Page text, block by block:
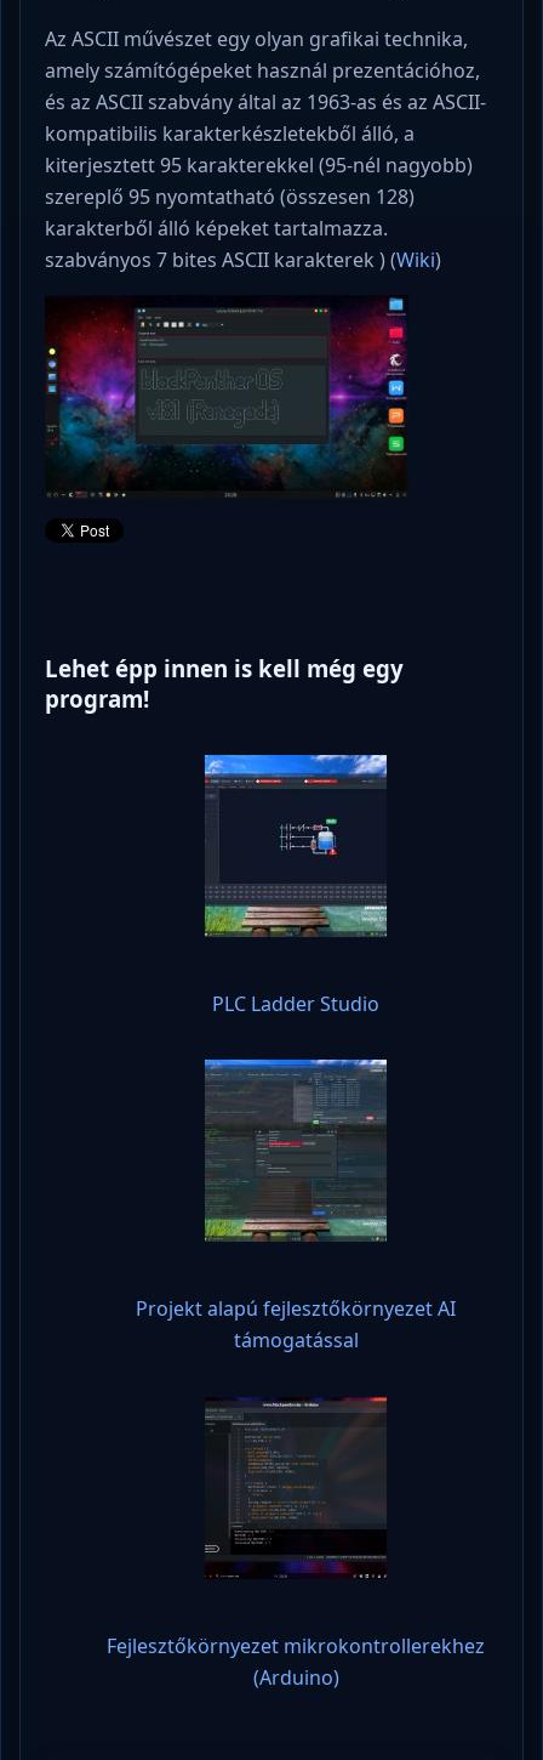
Az ASCII művészet egy olyan grafikai technika,
amely számítógépeket használ prezentációhoz,
és az ASCII szabvány által az 1963-as és az ASCII-
kompatibilis karakterkészletekből álló, a
kiterjesztett 95 karakterekkel (95-nél nagyobb)
szereplő 95 nyomtatható (összesen 128)
karakterből álló képeket tartalmazza.
szabványos 7 bites ASCII karakterek ) (Wiki)
Lehet épp innen is kell még egy
program!
PLC Ladder Studio
Projekt alapú fejlesztőkörnyezet AI
támogatással
Fejlesztőkörnyezet mikrokontrollerekhez
(Arduino)